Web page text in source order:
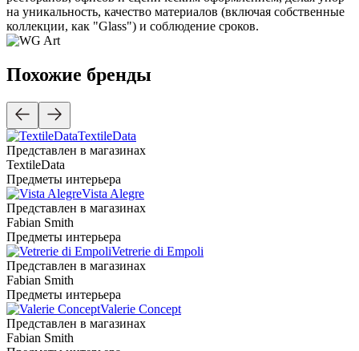
на уникальность, качество материалов (включая собственные
коллекции, как "Glass") и соблюдение сроков.
Похожие бренды
TextileData
Представлен в магазинах
TextileData
Предметы интерьера
Vista Alegre
Представлен в магазинах
Fabian Smith
Предметы интерьера
Vetrerie di Empoli
Представлен в магазинах
Fabian Smith
Предметы интерьера
Valerie Concept
Представлен в магазинах
Fabian Smith